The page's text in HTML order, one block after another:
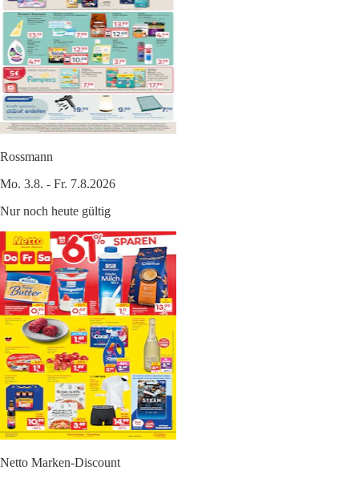
Rossmann
Mo. 3.8. - Fr. 7.8.2026
Nur noch heute gültig
Netto Marken-Discount